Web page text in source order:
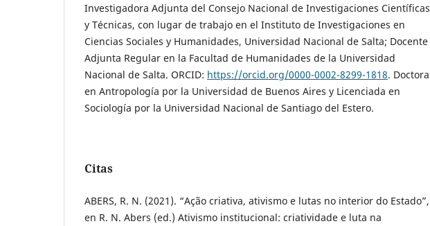
Investigadora Adjunta del Consejo Nacional de Investigaciones Científicas
y Técnicas, con lugar de trabajo en el Instituto de Investigaciones en
Ciencias Sociales y Humanidades, Universidad Nacional de Salta; Docente
Adjunta Regular en la Facultad de Humanidades de la Universidad
Nacional de Salta. ORCID: https://orcid.org/0000-0002-8299-1818. Doctora
en Antropología por la Universidad de Buenos Aires y Licenciada en
Sociología por la Universidad Nacional de Santiago del Estero.
Citas
ABERS, R. N. (2021). “Ação criativa, ativismo e lutas no interior do Estado”,
en R. N. Abers (ed.) Ativismo institucional: criatividade e luta na